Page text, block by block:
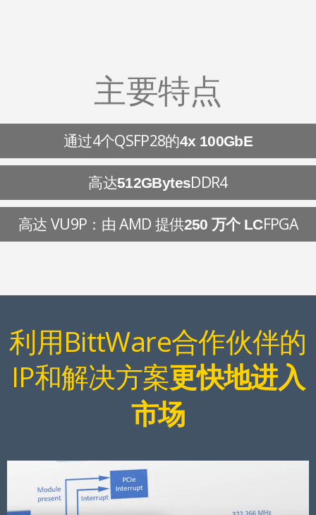
主要特点
通过4个QSFP28的4x 100GbE
高达512GBytesDDR4
高达 VU9P：由 AMD 提供250 万个 LCFPGA
利用BittWare合作伙伴的
IP和解决方案更快地进入
市场